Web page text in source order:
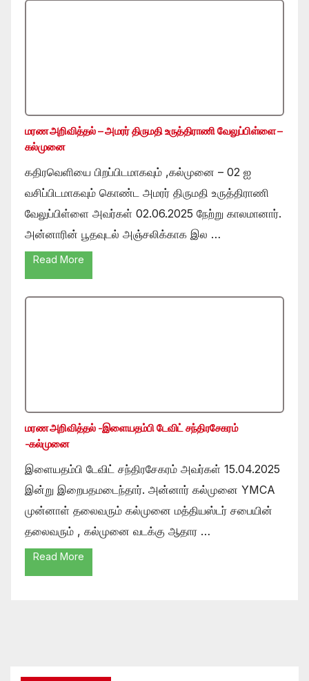
மரண அறிவித்தல் – அமரர் திருமதி உருத்திராணி வேலுப்பிள்ளை –
கல்முனை
கதிரவெளியை பிறப்பிடமாகவும் ,கல்முனை – 02 ஐ
வசிப்பிடமாகவும் கொண்ட அமரர் திருமதி உருத்திராணி
வேலுப்பிள்ளை அவர்கள் 02.06.2025 நேற்று காலமானார்.
அன்னாரின் பூதவுடல் அஞ்சலிக்காக இல …
Read More
மரண அறிவித்தல் -இளையதம்பி டேவிட் சந்திரசேகரம்
-கல்முனை
இளையதம்பி டேவிட் சந்திரசேகரம் அவர்கள் 15.04.2025
இன்று இறைபதமடைந்தார். அன்னார் கல்முனை YMCA
முன்னாள் தலைவரும் கல்முனை மத்தியஸ்டர் சபையின்
தலைவரும் , கல்முனை வடக்கு ஆதார …
Read More